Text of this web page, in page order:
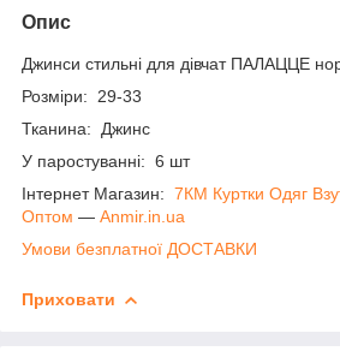
Опис
Джинси стильні для дівчат ПАЛАЦЦЕ
Розміри: 29-33
Тканина: Джинс
У паростуванні: 6 шт
Інтернет Магазин: 7КМ Куртки Одяг
Оптом ― Anmir.in.ua
Умови безплатної ДОСТАВКИ
Приховати